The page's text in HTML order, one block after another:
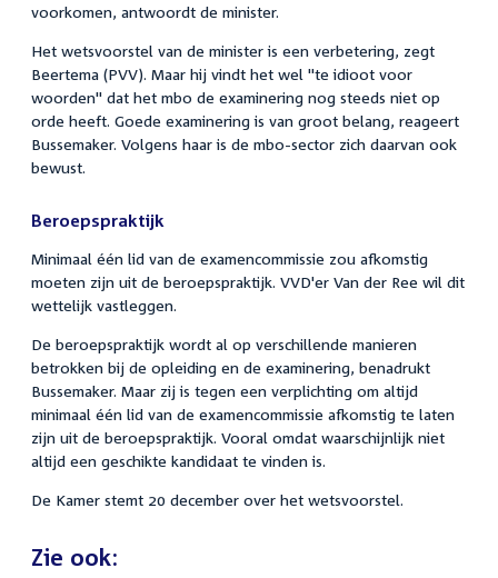
voorkomen, antwoordt de minister.
Het wetsvoorstel van de minister is een verbetering, zegt
Beertema (PVV). Maar hij vindt het wel "te idioot voor
woorden" dat het mbo de examinering nog steeds niet op
orde heeft. Goede examinering is van groot belang, reageert
Bussemaker. Volgens haar is de mbo-sector zich daarvan ook
bewust.
Beroepspraktijk
Minimaal één lid van de examencommissie zou afkomstig
moeten zijn uit de beroepspraktijk. VVD'er Van der Ree wil dit
wettelijk vastleggen.
De beroepspraktijk wordt al op verschillende manieren
betrokken bij de opleiding en de examinering, benadrukt
Bussemaker. Maar zij is tegen een verplichting om altijd
minimaal één lid van de examencommissie afkomstig te laten
zijn uit de beroepspraktijk. Vooral omdat waarschijnlijk niet
altijd een geschikte kandidaat te vinden is.
De Kamer stemt 20 december over het wetsvoorstel.
Zie ook: